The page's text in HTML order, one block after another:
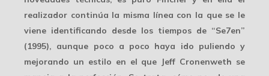
realizador continúa la misma línea con la que se le
viene identificando desde los tiempos de “Se7en”
(1995), aunque poco a poco haya ido puliendo y
mejorando un estilo en el que Jeff Cronenweth se